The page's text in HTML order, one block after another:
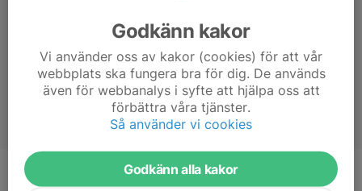
Ålder
Godkänn kakor
Vi använder oss av kakor (cookies) för att vår
webbplats ska fungera bra för dig. De används
även för webbanalys i syfte att hjälpa oss att
förbättra våra tjänster.
Så använder vi cookies
Godkänn alla kakor